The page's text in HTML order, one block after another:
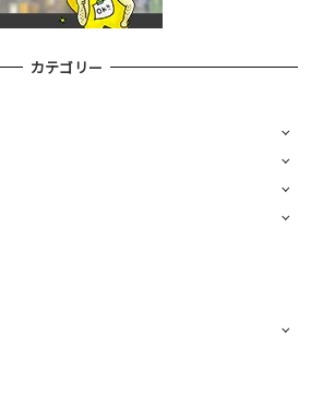
カテゴリー